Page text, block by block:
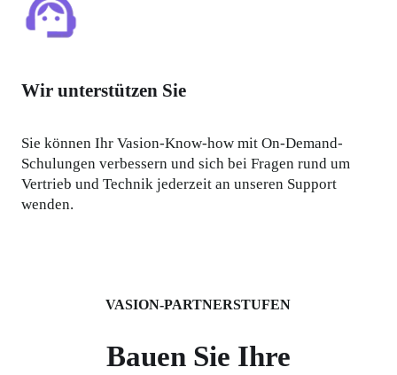
Wir unterstützen Sie
Sie können Ihr Vasion-Know-how mit On-Demand-
Schulungen verbessern und sich bei Fragen rund um
Vertrieb und Technik jederzeit an unseren Support
wenden.
VASION-PARTNERSTUFEN
Bauen Sie Ihre